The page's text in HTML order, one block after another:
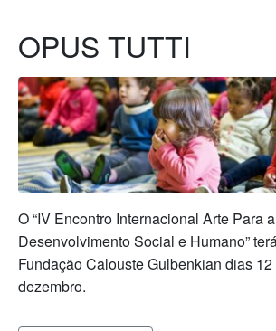
OPUS TUTTI
O “IV Encontro Internacional Arte Para
Desenvolvimento Social e Humano”
Fundação Calouste Gulbenkian dias
dezembro.